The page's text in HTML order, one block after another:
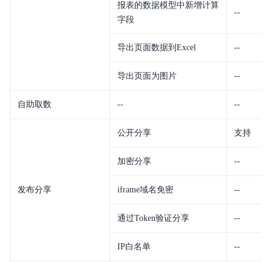
报表的数据模型中新增计算
字段
--
导出页面数据到Excel --
导出页面为图片 --
自助取数 -- --
发布分享
公开分享 支持
加密分享 --
iframe域名免密 --
通过Token验证分享 --
IP白名单 --